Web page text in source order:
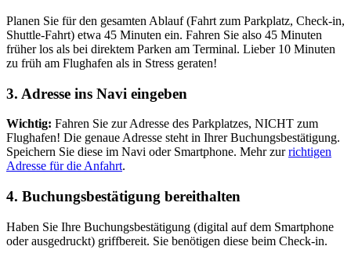
Planen Sie für den gesamten Ablauf (Fahrt zum Parkplatz, Check-in,
Shuttle-Fahrt) etwa 45 Minuten ein. Fahren Sie also 45 Minuten
früher los als bei direktem Parken am Terminal. Lieber 10 Minuten
zu früh am Flughafen als in Stress geraten!
3. Adresse ins Navi eingeben
Wichtig: Fahren Sie zur Adresse des Parkplatzes, NICHT zum
Flughafen! Die genaue Adresse steht in Ihrer Buchungsbestätigung.
Speichern Sie diese im Navi oder Smartphone. Mehr zur richtigen
Adresse für die Anfahrt.
4. Buchungsbestätigung bereithalten
Haben Sie Ihre Buchungsbestätigung (digital auf dem Smartphone
oder ausgedruckt) griffbereit. Sie benötigen diese beim Check-in.